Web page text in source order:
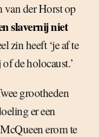
van der Horst op
slavernij niet
zin heeft ‘je af te
de holocaust.’
grootheden
er een
erom te